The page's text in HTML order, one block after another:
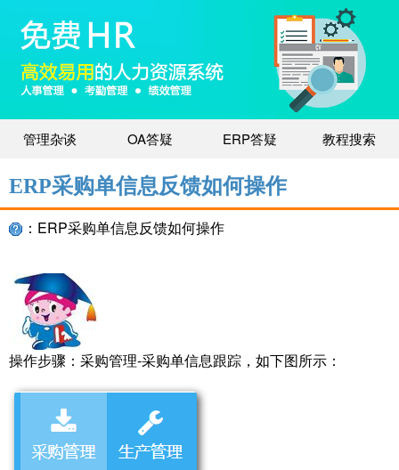
管理杂谈 OA答疑 ERP答疑 教程搜索
ERP采购单信息反馈如何操作
：ERP采购单信息反馈如何操作
操作步骤：采购管理-采购单信息跟踪，如下图所示：